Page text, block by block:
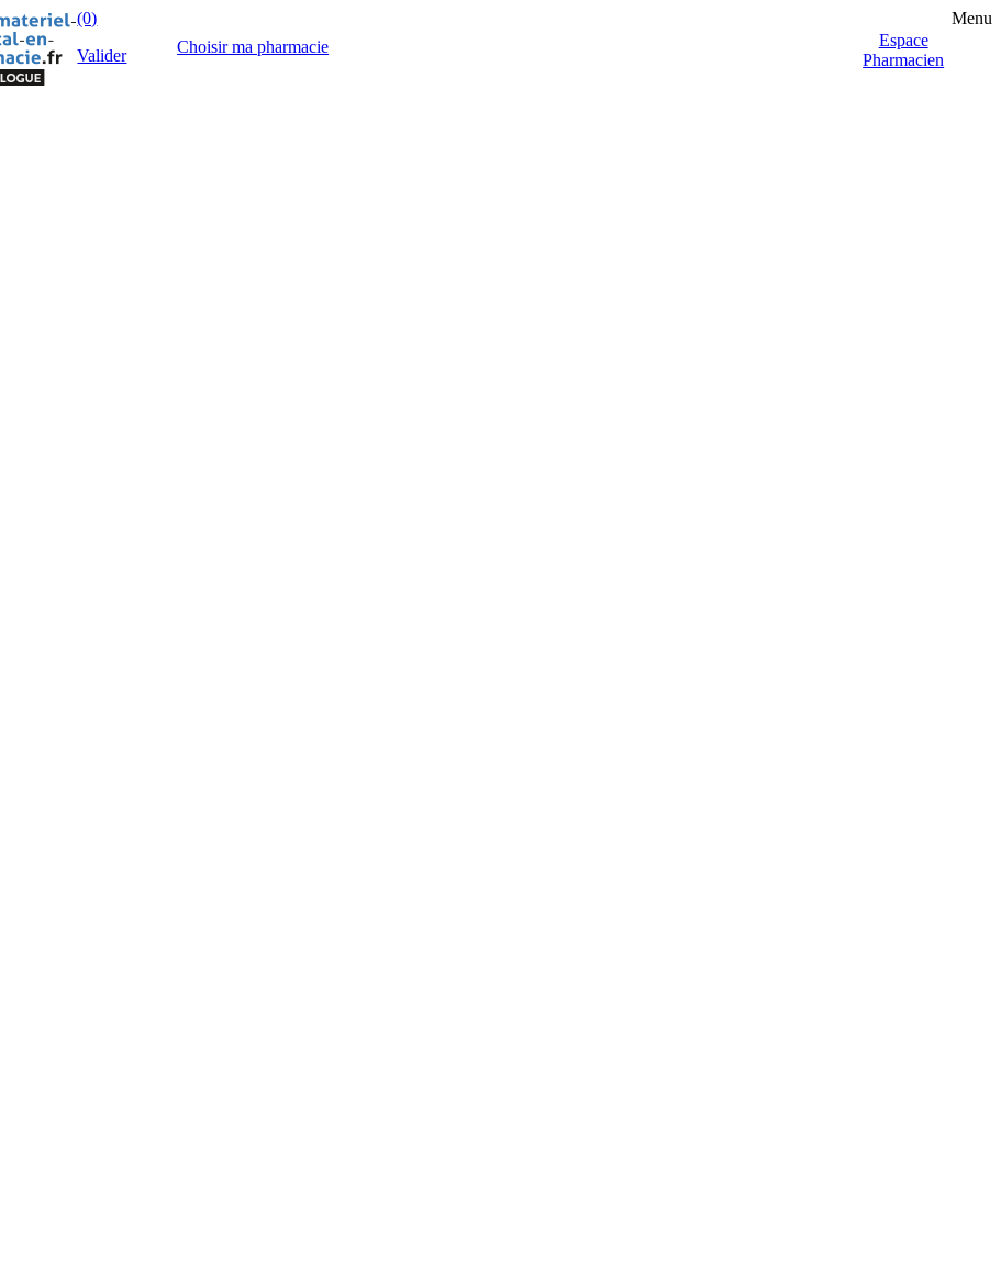
(0)
Valider
Choisir ma pharmacie
Espace
Pharmacien
Menu